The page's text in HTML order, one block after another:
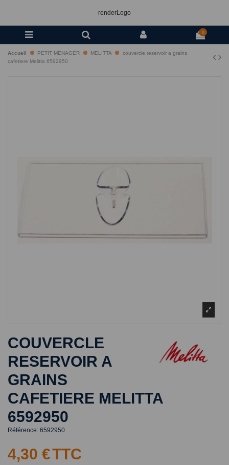
renderLogo
0
Accueil PETIT MENAGER MELITTA
couvercle reservoir a grains
cafetiere Melitta 6592950
COUVERCLE
RESERVOIR A
GRAINS
CAFETIERE MELITTA
6592950
Référence: 6592950
4,30 €TTC